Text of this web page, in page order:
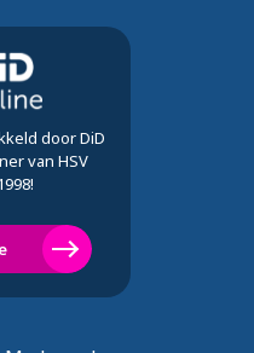
door DiD
van HSV